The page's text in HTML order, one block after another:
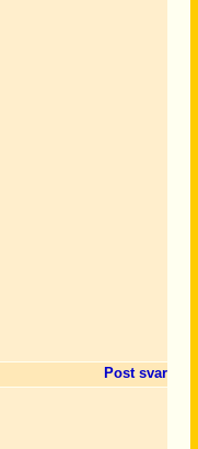
Post svar